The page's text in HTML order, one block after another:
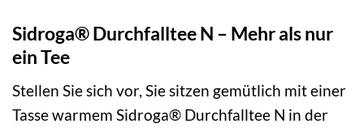
Sidroga® Durchfalltee N – Mehr als nur
ein Tee
Stellen Sie sich vor, Sie sitzen gemütlich mit einer
Tasse warmem Sidroga® Durchfalltee N in der